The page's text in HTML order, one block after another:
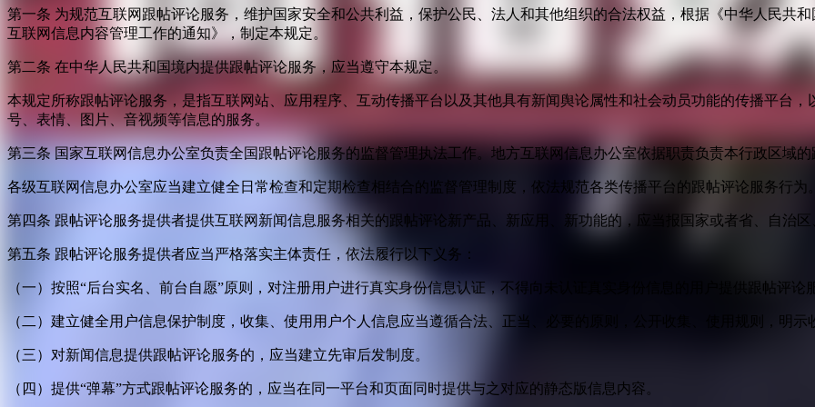
第一条 为规范互联网跟帖评论服务，维护国家安全和公共利益，保护公民、法人和其他组织的合法权益，根据《中华人民共
互联网信息内容管理工作的通知》，制定本规定。
第二条 在中华人民共和国境内提供跟帖评论服务，应当遵守本规定。
本规定所称跟帖评论服务，是指互联网站、应用程序、互动传播平台以及其他具有新闻舆论属性和社会动员功能的传播平台
号、表情、图片、音视频等信息的服务。
第三条 国家互联网信息办公室负责全国跟帖评论服务的监督管理执法工作。地方互联网信息办公室依据职责负责本行政区域
各级互联网信息办公室应当建立健全日常检查和定期检查相结合的监督管理制度，依法规范各类传播平台的跟帖评论服务行为
第四条 跟帖评论服务提供者提供互联网新闻信息服务相关的跟帖评论新产品、新应用、新功能的，应当报国家或者省、自治
第五条 跟帖评论服务提供者应当严格落实主体责任，依法履行以下义务：
（一）按照“后台实名、前台自愿”原则，对注册用户进行真实身份信息认证，不得向未认证真实身份信息的用户提供跟帖评论
（二）建立健全用户信息保护制度，收集、使用用户个人信息应当遵循合法、正当、必要的原则，公开收集、使用规则，明
（三）对新闻信息提供跟帖评论服务的，应当建立先审后发制度。
（四）提供“弹幕”方式跟帖评论服务的，应当在同一平台和页面同时提供与之对应的静态版信息内容。